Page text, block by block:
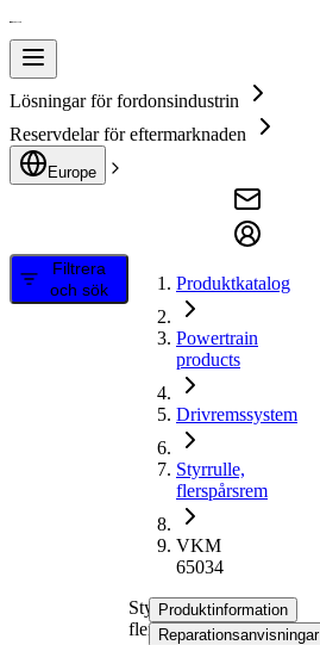
Lösningar för fordonsindustrin
Reservdelar för eftermarknaden
Europe
Filtrera
och sök
Produktkatalog
Powertrain
products
Drivremssystem
Styrrulle,
flerspårsrem
VKM
65034
Styrrulle,
flerspårsrem
Produktinformation
Reparationsanvisningar